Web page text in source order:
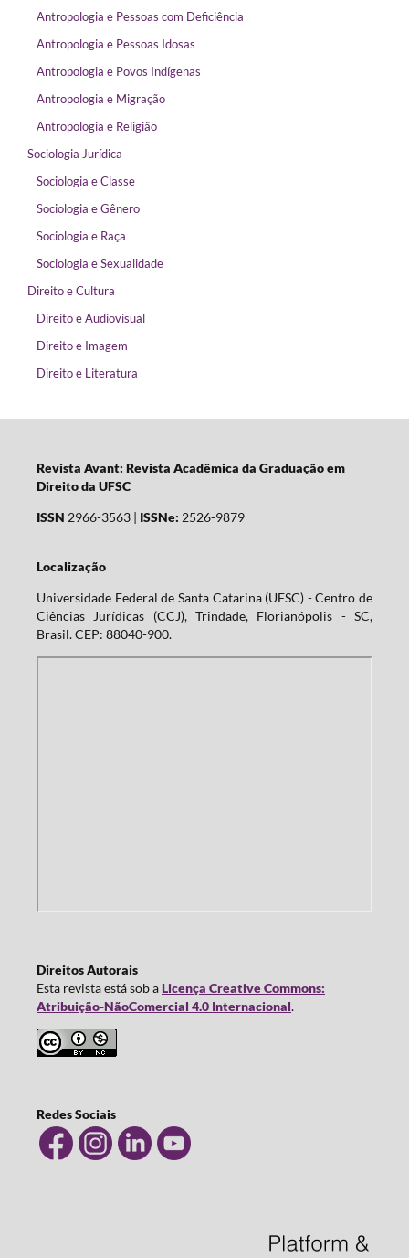
Antropologia e Pessoas com Deficiência
Antropologia e Pessoas Idosas
Antropologia e Povos Indígenas
Antropologia e Migração
Antropologia e Religião
Sociologia Jurídica
Sociologia e Classe
Sociologia e Gênero
Sociologia e Raça
Sociologia e Sexualidade
Direito e Cultura
Direito e Audiovisual
Direito e Imagem
Direito e Literatura
Revista Avant: Revista Acadêmica da Graduação em
Direito da UFSC
ISSN 2966-3563 | ISSNe: 2526-9879
Localização
Universidade Federal de Santa Catarina (UFSC) - Centro de
Ciências Jurídicas (CCJ), Trindade, Florianópolis - SC,
Brasil. CEP: 88040-900.
Direitos Autorais
Esta revista está sob aLicença Creative Commons:
Atribuição-NãoComercial 4.0 Internacional.
Redes Sociais